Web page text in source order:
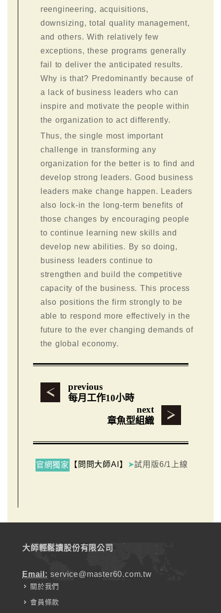
reengineering, acquisitions,
downsizing, total quality management,
and others. With relatively few
exceptions, these programs generally
fail to deliver the anticipated results.
Why is that? Predominantly because of
a lack of business leaders who can
inspire and motivate the people within
the organization to act differently.
Thus, the single most important
challenge in transforming any
organization for the better is to find and
develop strong leaders. Good business
leaders make change happen. Leaders
also lock-in the long-term benefits of
those changes by encouraging people
to continue learning new skills and
develop new abilities. By so doing,
business leaders continue to
strengthen and build the competitive
capacity of the business. This process
also positions the firm strongly to be
able to respond more effectively in the
future to the ever changing demands of
the global economy.
previous
每月工作10小時
next
章魚型組織
官網獨家 【問問大師AI】 ➤試用版6/1上線
大師輕鬆讀股份有限公司
Email: service@master60.com.tw
關於我們
會員條款